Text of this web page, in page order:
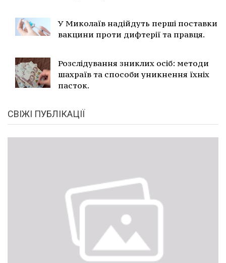
У Миколаїв надійдуть перші поставки
вакцини проти дифтерії та правця.
Розслідування зниклих осіб: методи
шахраїв та способи уникнення їхніх
пасток.
СВІЖІ ПУБЛІКАЦІЇ